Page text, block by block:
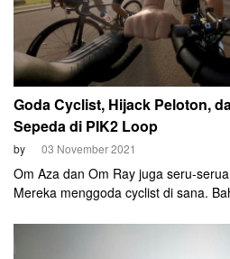
Goda Cyclist, Hijack Peloton,
Sepeda di PIK2 Loop
by 03 November 2021
Om Aza dan Om Ray juga seru-
Mereka menggoda cyclist di sana.